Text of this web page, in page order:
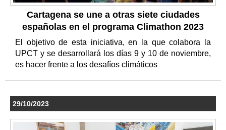
Cartagena se une a otras siete ciudades
españolas en el programa Climathon 2023
El objetivo de esta iniciativa, en la que colabora la
UPCT y se desarrollará los días 9 y 10 de noviembre,
es hacer frente a los desafíos climáticos
29/10/2023